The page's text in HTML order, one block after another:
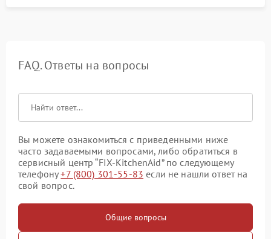
FAQ. Ответы на вопросы
Вы можете ознакомиться с приведенными ниже
часто задаваемыми вопросами, либо обратиться в
сервисный центр “FIX-KitchenAid” по следующему
телефону+7 (800) 301-55-83 если не нашли ответ на
свой вопрос.
Общие вопросы